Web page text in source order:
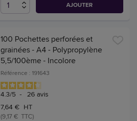
AJOUTER
100 Pochettes perforées et
grainées - A4 - Polypropylène
5,5/100ème - Incolore
Référence : 191643
4.3/5 - 26 avis
7,64 € HT
(9,17 € TTC)